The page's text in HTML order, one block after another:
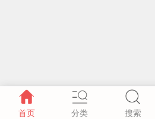
首页 分类 搜索